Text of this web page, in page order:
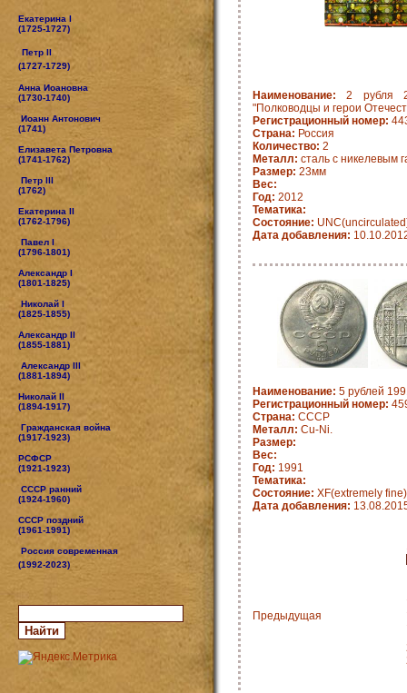
Екатерина I
(1725-1727)
Петр II
(1727-1729)
Анна Иоановна
(1730-1740)
Иоанн Антонович
(1741)
Елизавета Петровна
(1741-1762)
Петр III
(1762)
Екатерина II
(1762-1796)
Павел I
(1796-1801)
Александр I
(1801-1825)
Николай I
(1825-1855)
Александр II
(1855-1881)
Александр III
(1881-1894)
Николай II
(1894-1917)
Гражданская война
(1917-1923)
РСФСР
(1921-1923)
СССР ранний
(1924-1960)
СССР поздний
(1961-1991)
Россия современная
(1992-2023)
Наименование: 2 рубля
"Полководцы и герои
Регистрационный номер:
Страна: Россия
Количество: 2
Металл: сталь с никелевым
Размер: 23мм
Вес:
Год: 2012
Тематика:
Состояние:
Дата добавления:
Наименование: 5 рублей
Регистрационный номер:
Страна: СССР
Металл: Cu-Ni.
Размер:
Вес:
Год: 1991
Тематика:
Состояние: XF(extremely fine)
Дата добавления:
Предыдущая